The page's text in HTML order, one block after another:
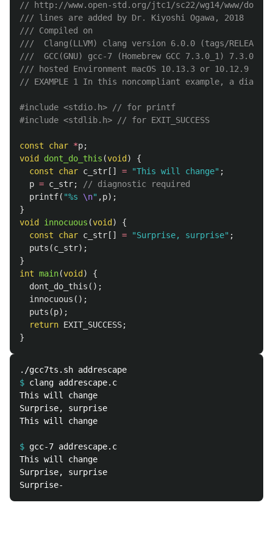
// http://www.open-std.org/jtc1/sc22/wg14/www/docs/
/// lines are added by Dr. Kiyoshi Ogawa, 2018
/// Compiled on
///  Clang(LLVM) clang version 6.0.0 (tags/
///  GCC(GNU) gcc-7 (Homebrew GCC 7.3.0_1) 7.3.0
/// hosted Environment macOS 10.13.3 or 10.12.9
// EXAMPLE 1 In this noncompliant example, a
#include <stdio.h> // for printf
#include <stdlib.h> // for EXIT_SUCCESS
const char *p;
void
dont_do_this (void )
{
const
char c_str [] = "This will change" ;
p = c_str;
// diagnostic required
printf( "%s \n" ,p);
}
void
innocuous (void )
{
const
char c_str [] = "Surprise, surprise" ;
puts (c_str);
}
int main(void )
{
dont_do_this ();
innocuous ();
puts (p);
return EXIT_SUCCESS;
}
$
This will change
Surprise, surprise
This will change
$
This will change
Surprise, surprise